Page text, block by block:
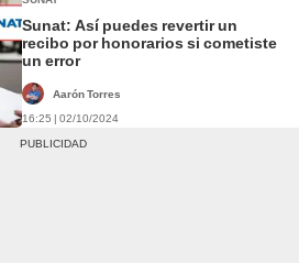
Sunat: Así puedes revertir un
recibo por honorarios si cometiste
un error
Aarón Torres
16:25 | 02/10/2024